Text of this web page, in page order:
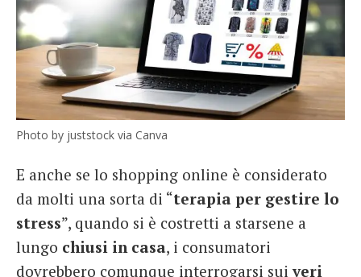
Photo by juststock via Canva
E anche se lo shopping online è considerato
da molti una sorta di “terapia per gestire lo
stress”, quando si è costretti a starsene a
lungo chiusi in casa, i consumatori
dovrebbero comunque interrogarsi sui veri